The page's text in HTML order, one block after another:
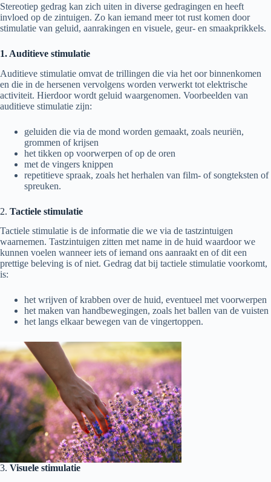
Stereotiep gedrag kan zich uiten in diverse gedragingen en heeft
invloed op de zintuigen. Zo kan iemand meer tot rust komen door
stimulatie van geluid, aanrakingen en visuele, geur- en smaakprikkels.
1. Auditieve stimulatie
Auditieve stimulatie omvat de trillingen die via het oor binnenkomen
en die in de hersenen vervolgens worden verwerkt tot elektrische
activiteit. Hierdoor wordt geluid waargenomen. Voorbeelden van
auditieve stimulatie zijn:
geluiden die via de mond worden gemaakt, zoals neuriën,
grommen of krijsen
het tikken op voorwerpen of op de oren
met de vingers knippen
repetitieve spraak, zoals het herhalen van film- of songteksten of
spreuken.
2. Tactiele stimulatie
Tactiele stimulatie is de informatie die we via de tastzintuigen
waarnemen. Tastzintuigen zitten met name in de huid waardoor we
kunnen voelen wanneer iets of iemand ons aanraakt en of dit een
prettige beleving is of niet. Gedrag dat bij tactiele stimulatie voorkomt,
is:
het wrijven of krabben over de huid, eventueel met voorwerpen
het maken van handbewegingen, zoals het ballen van de vuisten
het langs elkaar bewegen van de vingertoppen.
3. Visuele stimulatie